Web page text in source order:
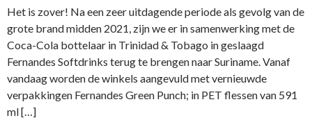
Het is zover! Na een zeer uitdagende periode als gevolg van de
grote brand midden 2021, zijn we er in samenwerking met de
Coca-Cola bottelaar in Trinidad & Tobago in geslaagd
Fernandes Softdrinks terug te brengen naar Suriname. Vanaf
vandaag worden de winkels aangevuld met vernieuwde
verpakkingen Fernandes Green Punch; in PET flessen van 591
ml […]